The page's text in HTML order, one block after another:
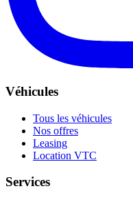
Véhicules
Tous les véhicules
Nos offres
Leasing
Location VTC
Services